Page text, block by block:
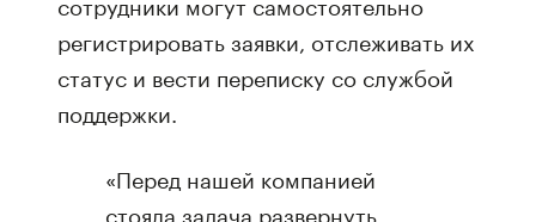
регистрировать заявки, отслеживать их
статус и вести переписку со службой
поддержки.
«Перед нашей компанией
стояла задача развернуть